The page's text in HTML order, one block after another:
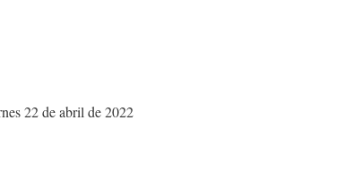
22 de abril de 2022